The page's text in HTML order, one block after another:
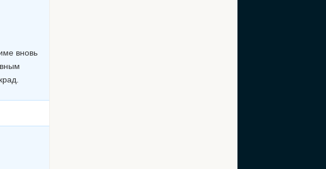
вновь